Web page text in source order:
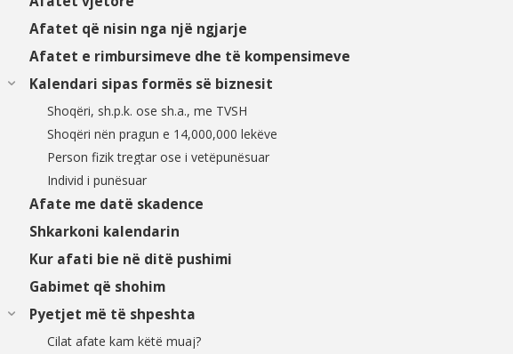
Afatet që nisin nga një ngjarje
Afatet e rimbursimeve dhe të kompensimeve
Kalendari sipas formës së biznesit
Shoqëri, sh.p.k. ose sh.a., me TVSH
Shoqëri nën pragun e 14,000,000 lekëve
Person fizik tregtar ose i vetëpunësuar
Individ i punësuar
Afate me datë skadence
Shkarkoni kalendarin
Kur afati bie në ditë pushimi
Gabimet që shohim
Pyetjet më të shpeshta
Cilat afate kam këtë muaj?